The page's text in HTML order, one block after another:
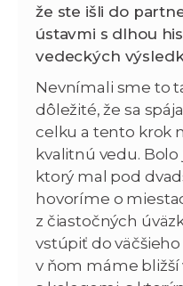
že ste išli do
ústavmi s dlhou
vedeckých
Nevnímali sme to
dôležité, že sa
celku a tento krok
kvalitnú vedu. Bolo
ktorý mal pod
hovoríme o
z čiastočných
vstúpiť do
v ňom máme